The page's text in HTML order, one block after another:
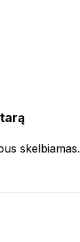
skelbiamas.